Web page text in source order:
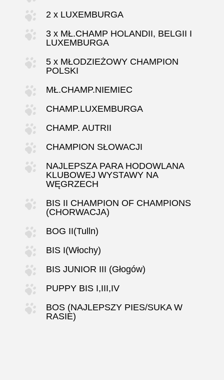
2 x LUXEMBURGA
3 x MŁ.CHAMP HOLANDII, BELGII I
LUXEMBURGA
5 x MŁODZIEŻOWY CHAMPION
POLSKI
MŁ.CHAMP.NIEMIEC
CHAMP.LUXEMBURGA
CHAMP. AUTRII
CHAMPION SŁOWACJI
NAJLEPSZA PARA HODOWLANA
KLUBOWEJ WYSTAWY NA
WĘGRZECH
BIS II CHAMPION OF CHAMPIONS
(CHORWACJA)
BOG II(Tulln)
BIS I(Włochy)
BIS JUNIOR III (Głogów)
PUPPY BIS I,III,IV
BOS (NAJLEPSZY PIES/SUKA W
RASIE)